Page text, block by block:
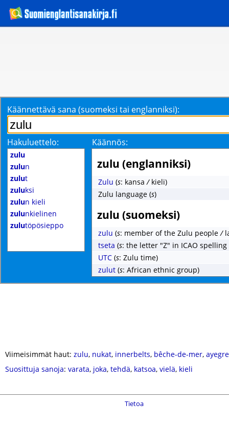
Käännettävä sana (suomeksi tai englanniksi):
Hakuluettelo: Käännös:
zulu
zulun
zulut
zuluksi
zulun kieli
zulunkielinen
zulutöpösieppo
zulu (englanniksi)
Zulu (s: kansa/ kieli)
Zulu language (s)
zulu (suomeksi)
zulu (s: member of the Zulu people/
tseta (s: the letter "Z" in ICAO
UTC (s: Zulu time)
zulut (s: African ethnic group)
Viimeisimmät haut: zulu, nukat, innerbelts, bêche-de-mer,
Suosittuja sanoja: varata, joka, tehdä, katsoa, vielä, kieli
Tietoa